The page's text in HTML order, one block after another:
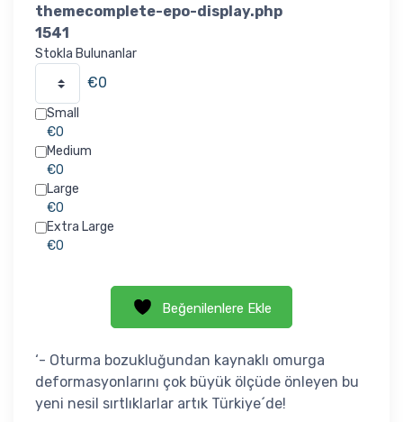
themecomplete-epo-display.php
1541
Stokla Bulunanlar
€0
Small
€0
Medium
€0
Large
€0
Extra Large
€0
Beğenilenlere Ekle
‘- Oturma bozukluğundan kaynaklı omurga
deformasyonlarını çok büyük ölçüde önleyen bu
yeni nesil sırtlıklarlar artık Türkiye´de!